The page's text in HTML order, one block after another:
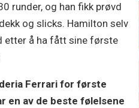
runder, og han fikk prøvd
og slicks. Hamilton selv
å ha fått sine første
Ferrari for første
en av de beste følelsene